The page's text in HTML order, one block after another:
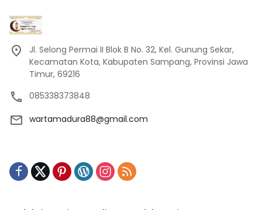
Jl. Selong Permai II Blok B No. 32, Kel. Gunung Sekar,
Kecamatan Kota, Kabupaten Sampang, Provinsi Jawa
Timur, 69216
085338373848
wartamadura88@gmail.com